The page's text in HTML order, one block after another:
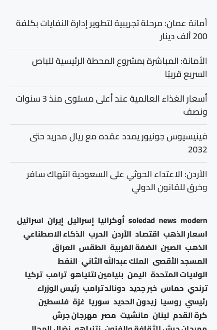
أمانة عمان: مرحلة تجريبية لتطوير إدارة النفايات بكلفة
200 ألف دينار
الأمانة: المباشرة بمشروع المحطة الرئيسية للباص
السريع قريبًا
أسعار الغذاء العالمية عند أعلى مستوى منذ 3 سنوات
ونصف
فينيسيوس جونيور يمدد عقده مع ريال مدريد حتى
2032
الأردن: الاعتداء الحوثي على السعودية انتهاك سافر
وخرق للقانون الدولي
modern
news
soledad أوكرانيا إسرائيل إيران اسرائيل
اسعار الذهب اقتصاد الأردن الحرب الذكاء الاصطناعي
الذهب الصين الضفة الغربية الطقس العراق
المسجد الأقصى الملك عبدالله الثاني النفط
الولايات المتحدة اليمن بنيامين نتنياهو ترامب تركيا
ترندي حماس خبر جديد دونالد ترامب رئيس الوزراء
رئيسي روسيا زيدون الحديد سوريا غزة فلسطين
كرة القدم لبنان مانشيت مصر مهرجان جرش